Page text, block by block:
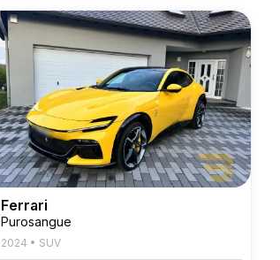
Ferrari
Purosangue
2024 • SUV